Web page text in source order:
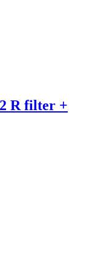
R filter +